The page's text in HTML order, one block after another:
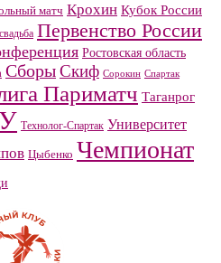
матч Крохин Кубок России
Первенство России
Ростовская область
СборыСкиф Сорокин Спартак
Париматч Таганрог
Технолог-Спартак Университет
Цыбенко Чемпионат